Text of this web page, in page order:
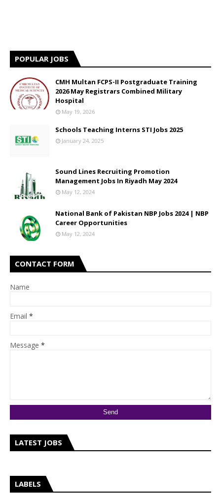
POPULAR JOBS
CMH Multan FCPS-II Postgraduate Training
2026 May Registrars Combined Military
Hospital
May 19, 2026
Schools Teaching Interns STI Jobs 2025
January 24, 2025
Sound Lines Recruiting Promotion
Management Jobs In Riyadh May 2024
May 12, 2024
National Bank of Pakistan NBP Jobs 2024 | NBP
Career Opportunities
May 12, 2024
CONTACT FORM
Name
Email *
Message *
LATEST JOBS
LABELS